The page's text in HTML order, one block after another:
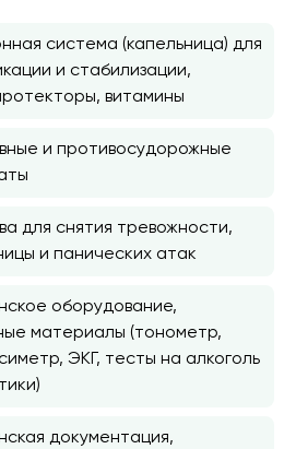
система (капельница) для
и стабилизации,
витамины
и противосудорожные
для снятия тревожности,
и панических атак
оборудование,
материалы (тонометр,
ЭКГ, тесты на алкоголь
документация,